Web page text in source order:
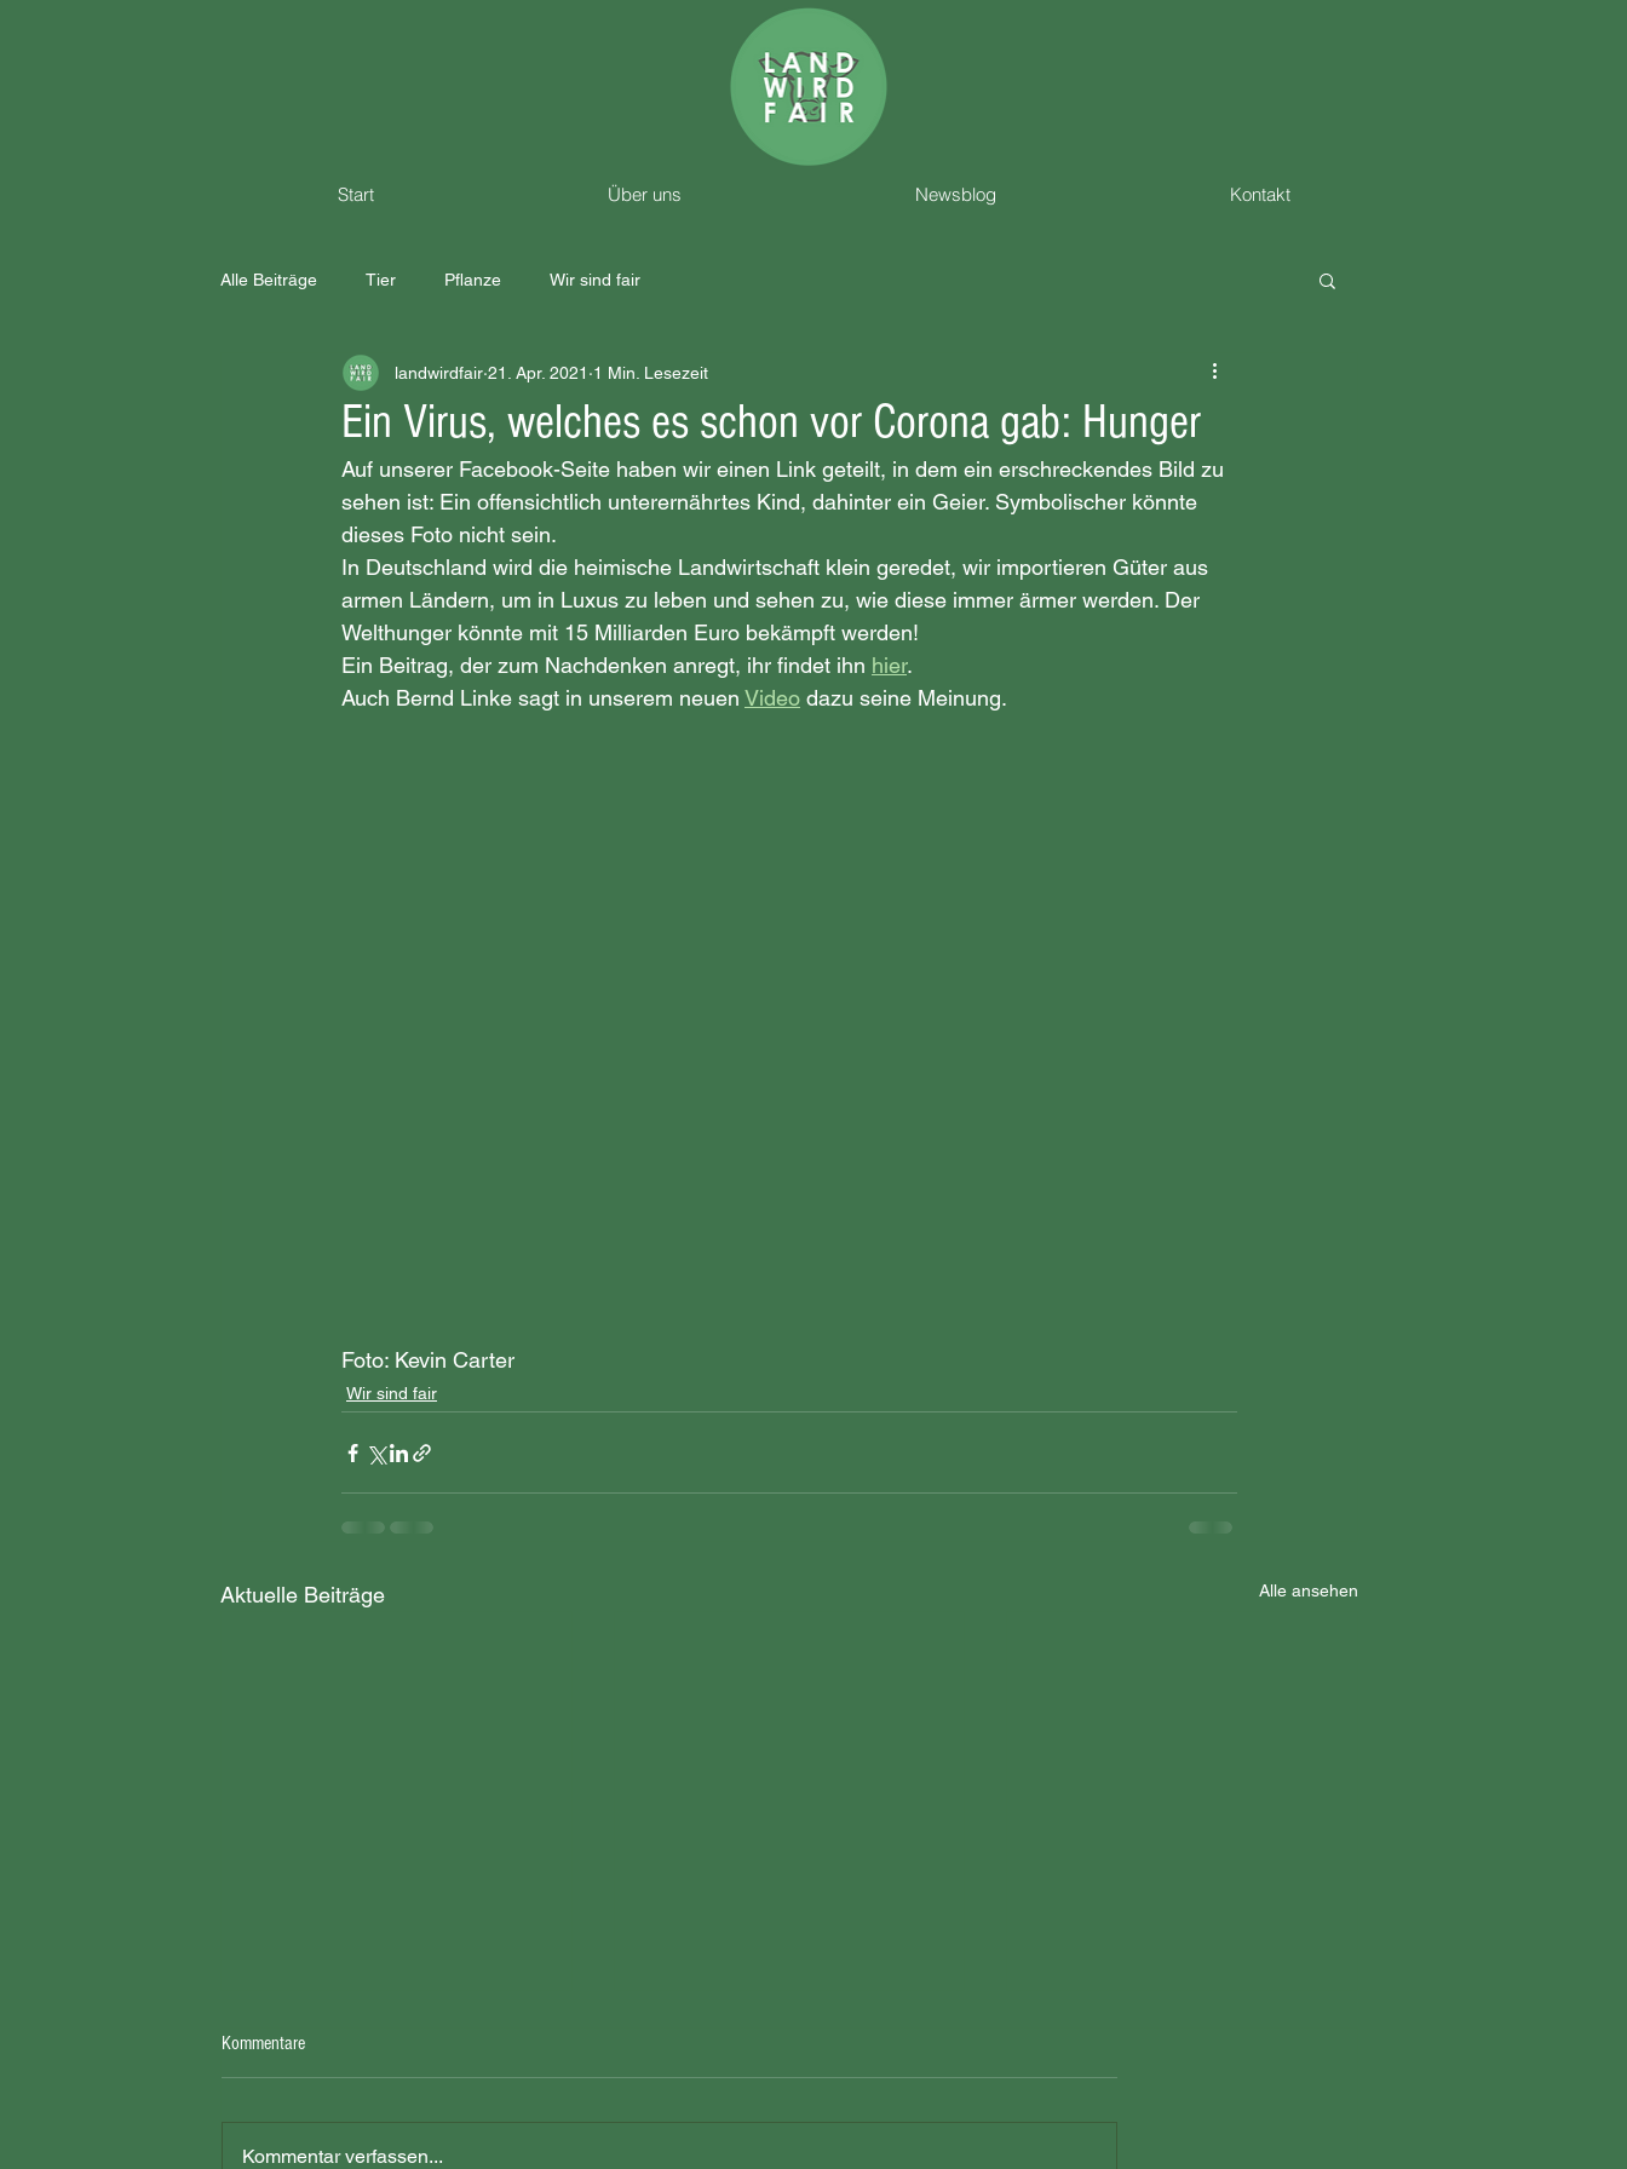
Start Über uns Newsblog Kontakt
Alle Beiträge Tier Pflanze Wir sind fair
Ein Virus, welches es schon vor Corona gab: Hunger
landwirdfair 21. Apr. 2021 1 Min. Lesezeit
Auf unserer Facebook-Seite haben wir einen Link geteilt, in dem ein erschreckendes Bild zu
sehen ist: Ein offensichtlich unterernährtes Kind, dahinter ein Geier. Symbolischer könnte
dieses Foto nicht sein.
In Deutschland wird die heimische Landwirtschaft klein geredet, wir importieren Güter aus
armen Ländern, um in Luxus zu leben und sehen zu, wie diese immer ärmer werden. Der
Welthunger könnte mit 15 Milliarden Euro bekämpft werden!
Ein Beitrag, der zum Nachdenken anregt, ihr findet ihn hier.
Auch Bernd Linke sagt in unserem neuen Video dazu seine Meinung.
Foto: Kevin Carter
Wir sind fair
Aktuelle Beiträge Alle ansehen
Kommentare
Kommentar verfassen...